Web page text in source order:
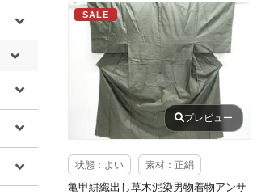
SALE
プレビュー
状態：よい 素材：正絹
亀甲絣織出し草木泥染男物着物アンサ